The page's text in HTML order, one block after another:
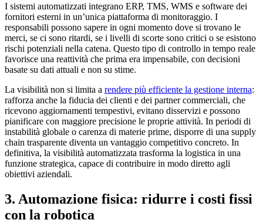
I sistemi automatizzati integrano ERP, TMS, WMS e software dei
fornitori esterni in un’unica piattaforma di monitoraggio. I
responsabili possono sapere in ogni momento dove si trovano le
merci, se ci sono ritardi, se i livelli di scorte sono critici o se esistono
rischi potenziali nella catena. Questo tipo di controllo in tempo reale
favorisce una reattività che prima era impensabile, con decisioni
basate su dati attuali e non su stime.
La visibilità non si limita a rendere più efficiente la gestione interna:
rafforza anche la fiducia dei clienti e dei partner commerciali, che
ricevono aggiornamenti tempestivi, evitano disservizi e possono
pianificare con maggiore precisione le proprie attività. In periodi di
instabilità globale o carenza di materie prime, disporre di una supply
chain trasparente diventa un vantaggio competitivo concreto. In
definitiva, la visibilità automatizzata trasforma la logistica in una
funzione strategica, capace di contribuire in modo diretto agli
obiettivi aziendali.
3. Automazione fisica: ridurre i costi fissi
con la robotica